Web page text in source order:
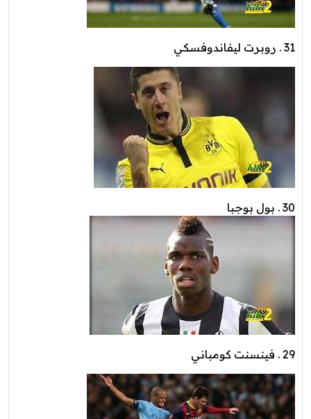
31 . روبرت ليفاندوفسكي
30 . بول بوجبا
29 . فينسنت كومباني